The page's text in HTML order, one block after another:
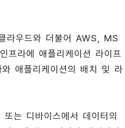
라우드와 더불어 AWS, MS
프라에 애플리케이션 라이프
애플리케이션의 배치 및 라
는 디바이스에서 데이터의